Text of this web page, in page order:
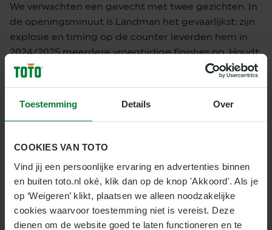
Toestemming Details Over
COOKIES VAN TOTO
Vind jij een persoonlijke ervaring en advertenties binnen
en buiten toto.nl oké, klik dan op de knop 'Akkoord'. Als je
op ‘Weigeren’ klikt, plaatsen we alleen noodzakelijke
cookies waarvoor toestemming niet is vereist. Deze
dienen om de website goed te laten functioneren en te
We verwachten een gevecht met twee gezichten. In
de openingsminuut is Landman het gevaarlijkst: zijn
explosie en timing op de counter leverden hem in
2024/2025 meerdere vroegtijdige finishes op. Houdt
Ouzgni die storm buiten de deur, dan schuift het
GLORY-podium drie ronden vol te maken. Het
Niet voor niets liggen de odds dicht bij elkaar: 1.78
kiezen voor een overwinning van Landman.
WEDTIP
Figuereido Landman Winnaar > 1.78